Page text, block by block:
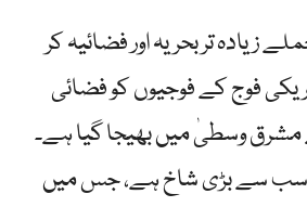
زیادہ تر بحریہ اور فضائیہ کر
فوج کے فوجیوں کو فضائی
وسطیٰ میں بھیجا گیا ہے۔
سب سے بڑی شاخ ہے، جس میں